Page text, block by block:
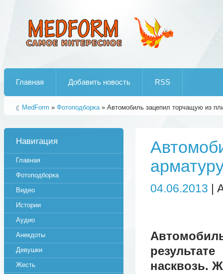
Главная Добавить новость RSS
MedForm » Фотоподборка» Автомобиль зацепил торчащую из
04.06.2013 |
насквозь.
Навигация
Главная
Фотоподборка
Видео
Истории
Аудио
Анекдоты
Девушки
Жесть